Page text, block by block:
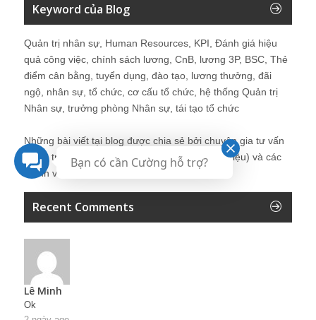
Keyword của Blog
Quản trị nhân sự, Human Resources, KPI, Đánh giá hiệu
quả công việc, chính sách lương, CnB, lương 3P, BSC, Thẻ
điểm cân bằng, tuyển dụng, đào tạo, lương thưởng, đãi
ngộ, nhân sự, tổ chức, cơ cấu tổ chức, hệ thống Quản trị
Nhân sự, trưởng phòng Nhân sự, tái tạo tổ chức
Những bài viết tại blog được chia sẻ bởi chuyên gia tư vấn
Quản trị Nhân sự Nguyễn Hùng Cường (giới thiệu) và các
thành viên khác trong cộng đồng Nhân sự.
Recent Comments
Lê Minh
Ok
Bạn có cần Cường hỗ trợ?